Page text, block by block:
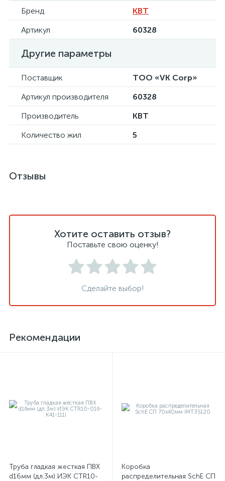
Бренд
КВТ
Артикул
60328
Другие параметры
Поставщик
ТОО «VK Corp»
Артикул производителя
60328
Производитель
КВТ
Количество жил
5
Отзывы
Хотите оставить отзыв?
Поставьте свою оценку!
Сделайте выбор!
Рекомендации
Труба гладкая жесткая ПВХ
d16мм (дл.3м) ИЭК CTR10-
Коробка
распределительная SchE СП